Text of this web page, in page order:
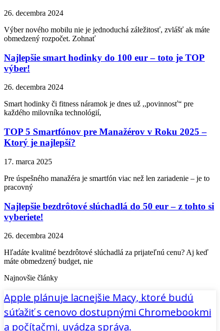
26. decembra 2024
Výber nového mobilu nie je jednoduchá záležitosť, zvlášť ak máte
obmedzený rozpočet. Zohnať
Najlepšie smart hodinky do 100 eur – toto je TOP
výber!
26. decembra 2024
Smart hodinky či fitness náramok je dnes už ,,povinnosť“ pre
každého milovníka technológií,
TOP 5 Smartfónov pre Manažérov v Roku 2025 –
Ktorý je najlepší?
17. marca 2025
Pre úspešného manažéra je smartfón viac než len zariadenie – je to
pracovný
Najlepšie bezdrôtové slúchadlá do 50 eur – z tohto si
vyberiete!
26. decembra 2024
Hľadáte kvalitné bezdrôtové slúchadlá za prijateľnú cenu? Aj keď
máte obmedzený budget, nie
Najnovšie články
Apple plánuje lacnejšie Macy, ktoré budú
súťažiť s cenovo dostupnými Chromebookmi
a počítačmi, uvádza správa.